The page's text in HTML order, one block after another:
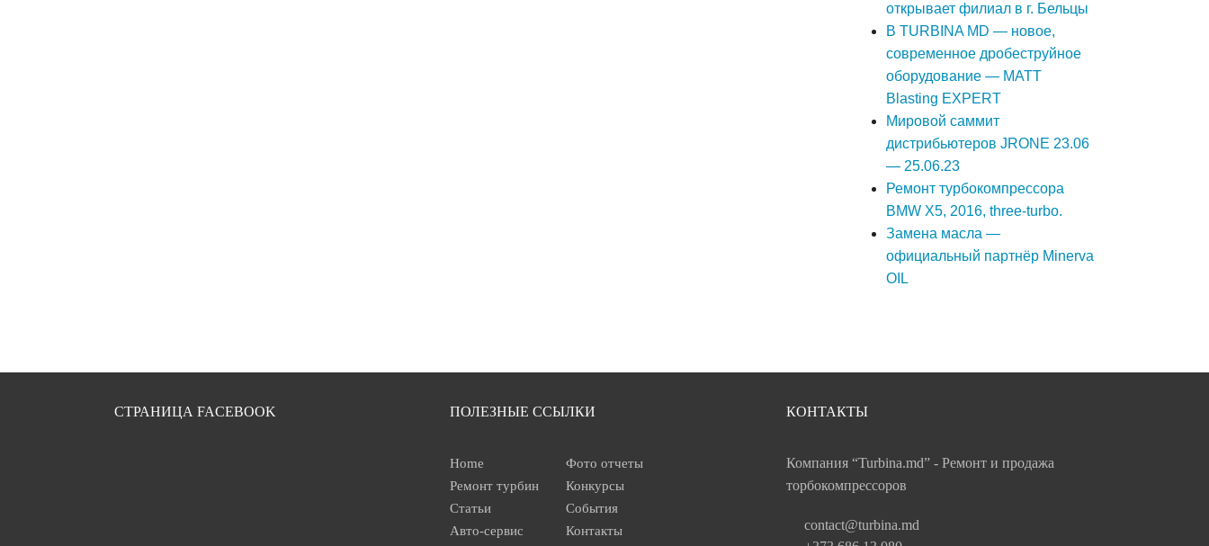
открывает филиал в г. Бельцы
В TURBINA MD — новое,
современное дробеструйное
оборудование — MATT
Blasting EXPERT
Мировой саммит
дистрибьютеров JRONE 23.06
— 25.06.23
Ремонт турбокомпрессора
BMW X5, 2016, three-turbo.
Замена масла —
официальный партнёр Minerva
OIL
СТРАНИЦА FACEBOOK ПОЛЕЗНЫЕ ССЫЛКИ
Home
Ремонт турбин
Статьи
Авто-сервис
Фото отчеты
Конкурсы
События
Контакты
КОНТАКТЫ
Компания “Turbina.md” - Ремонт и продажа
торбокомпрессоров
contact@turbina.md